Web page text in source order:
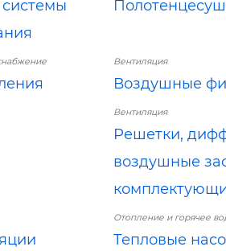
Вентиляция
Воздушные
Вентиляция
Решетки,
воздушные
Отопление и горячее
Тепловые